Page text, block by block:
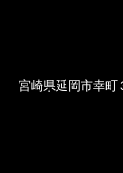
宮崎県延岡市幸町